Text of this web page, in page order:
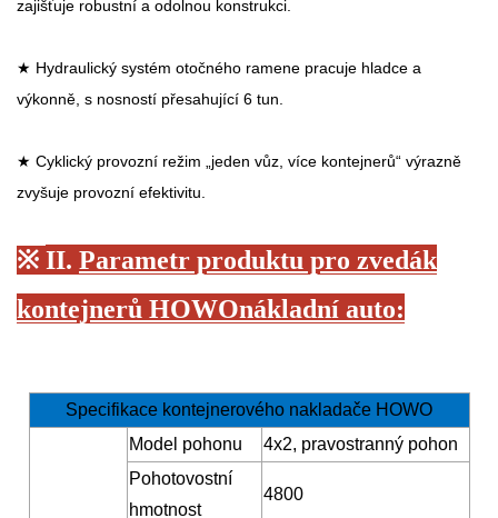
zajišťuje robustní a odolnou konstrukci.
★ Hydraulický systém otočného ramene pracuje hladce a
výkonně, s nosností přesahující 6 tun.
★ Cyklický provozní režim „jeden vůz, více kontejnerů“ výrazně
zvyšuje provozní efektivitu.
※ II. Parametr produktu pro zvedák
kontejnerů HOWOnákladní auto:
Specifikace kontejnerového nakladače HOWO
Model pohonu
4x2, pravostranný pohon
Pohotovostní
hmotnost
4800